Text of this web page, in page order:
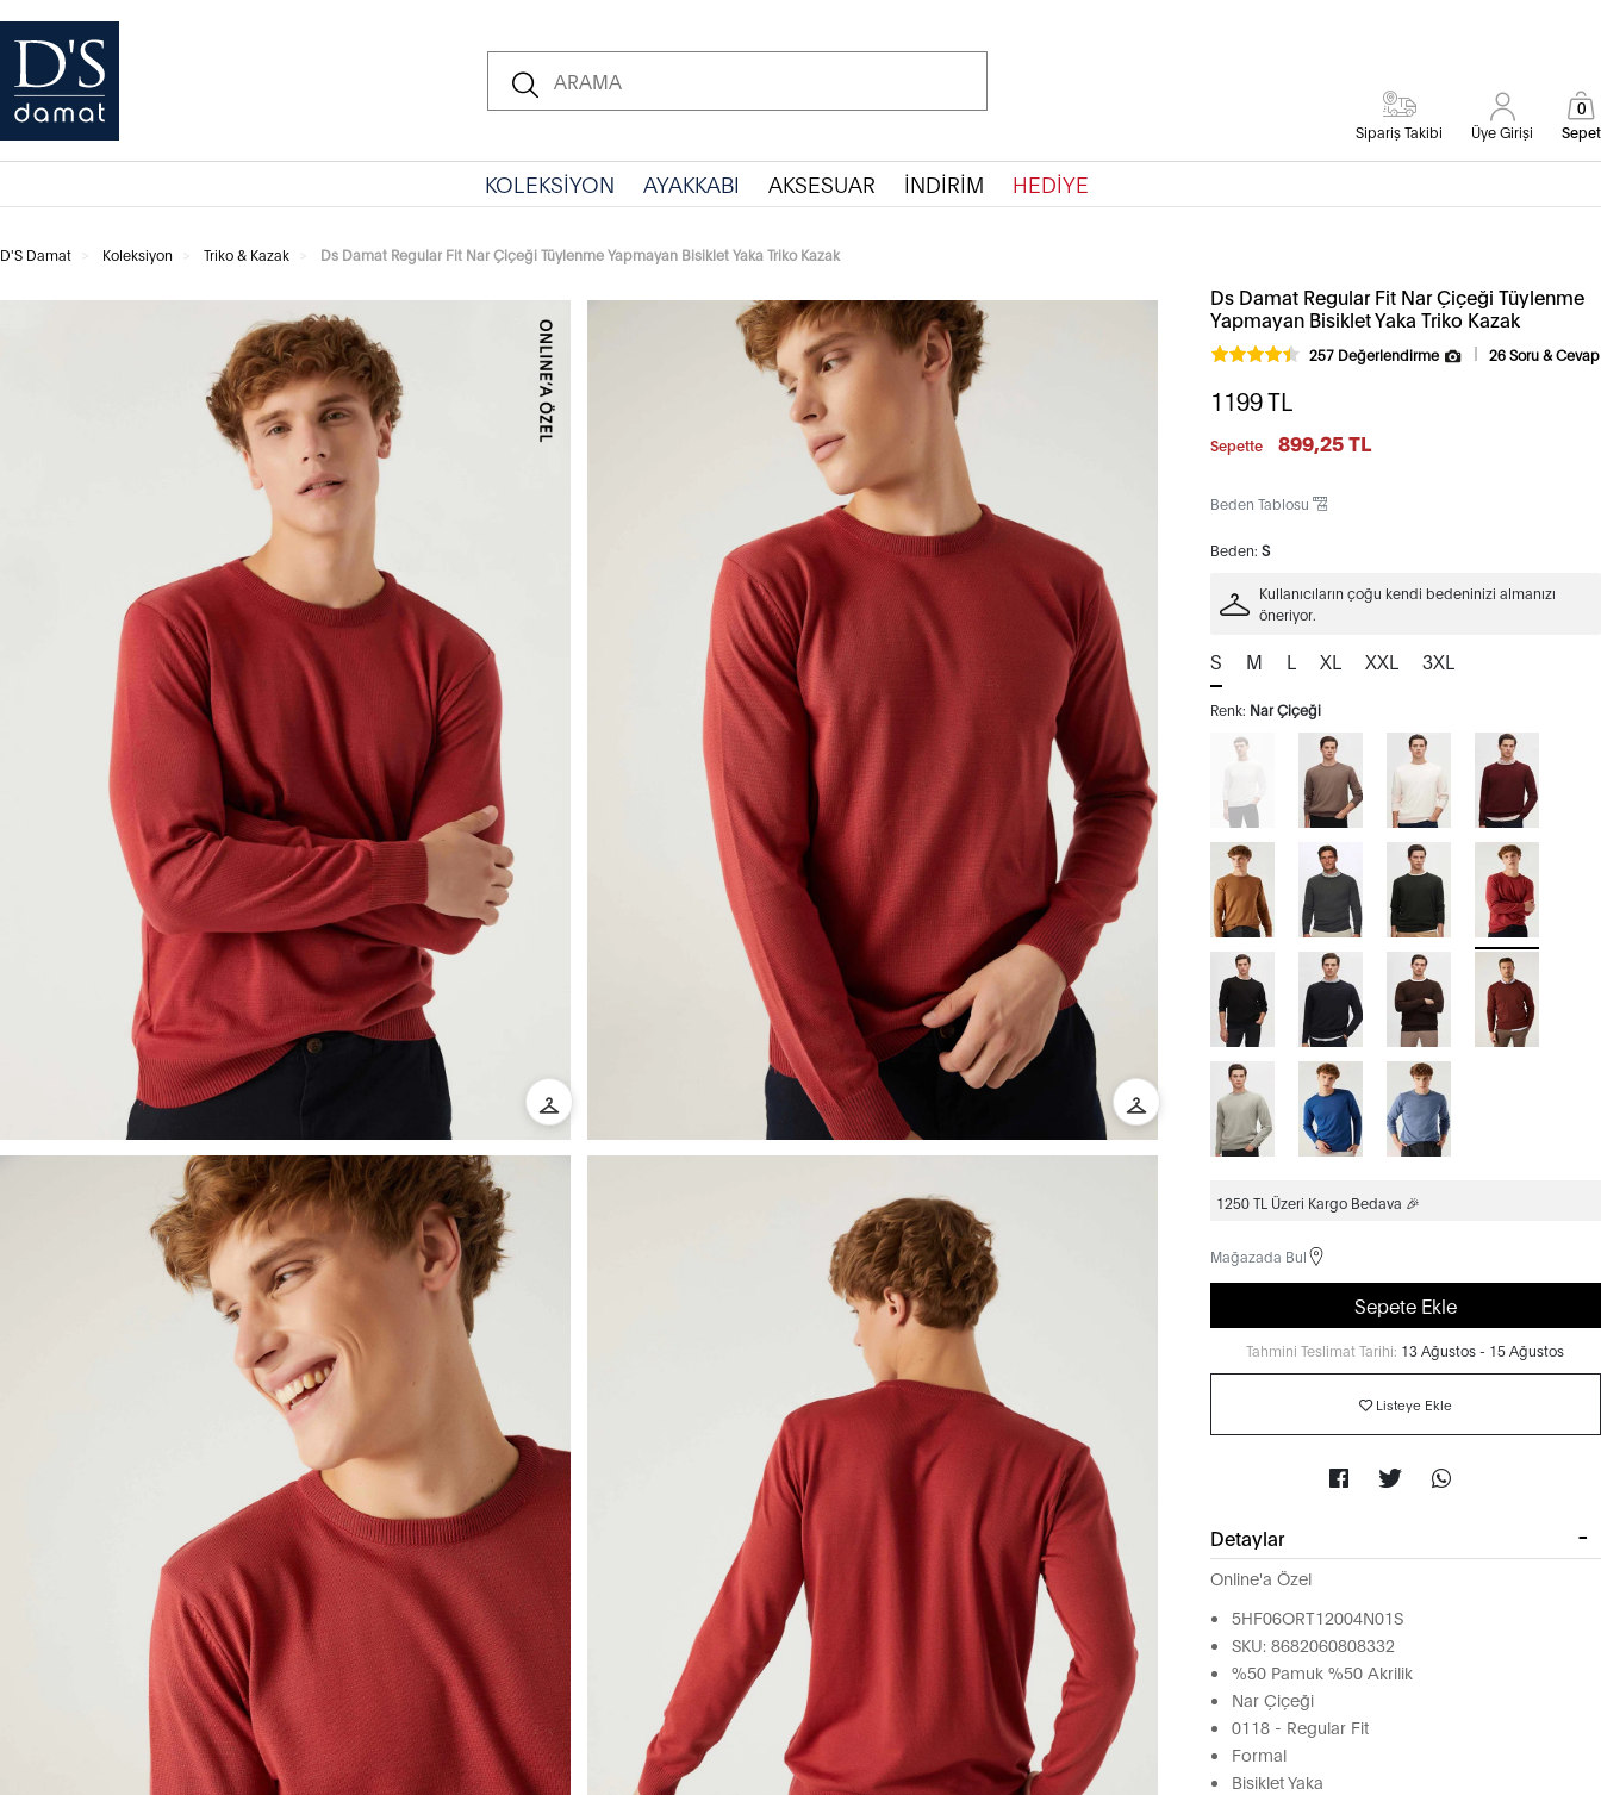
Sipariş Takibi Üye Girişi Sepet
0
KOLEKSİYON AYAKKABI AKSESUAR İNDİRİM HEDİYE
D'S Damat Koleksiyon Triko & Kazak Ds Damat Regular Fit Nar Çiçeği Tüylenme Yapmayan Bisiklet Yaka Triko Kazak
Ds Damat Regular Fit Nar Çiçeği Tüylenme
Yapmayan Bisiklet Yaka Triko Kazak
257 Değerlendirme 26 Soru & Cevap
1199TL
Sepette 899,25 TL
Beden: S
Beden Tablosu
Kullanıcıların çoğu kendi bedeninizi almanızı
öneriyor.
S M L XL XXL 3XL
Renk: Nar Çiçeği
1250 TL Üzeri Kargo Bedava 🎉
Mağazada Bul
Sepete Ekle
Tahmini Teslimat Tarihi: 13 Ağustos - 15 Ağustos
Listeye Ekle
Detaylar
Online'a Özel
5HF06ORT12004N01S
SKU: 8682060808332
%50 Pamuk %50 Akrilik
Nar Çiçeği
0118 - Regular Fit
Formal
Bisiklet Yaka